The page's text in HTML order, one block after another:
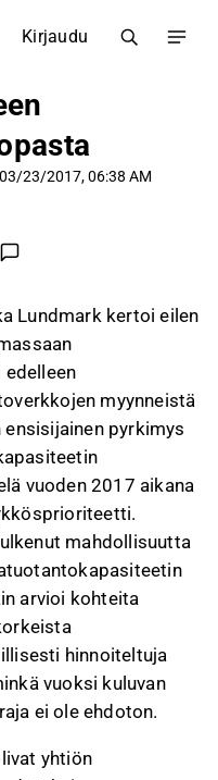
Kirjaudu
03/23/2017, 06:38 AM
Lundmark kertoi eilen
myynneistä
pyrkimys
vuoden 2017 aikana
mahdollisuutta
arvioi kohteita
hinnoiteltuja
vuoksi kuluvan
ei ole ehdoton.
yhtiön